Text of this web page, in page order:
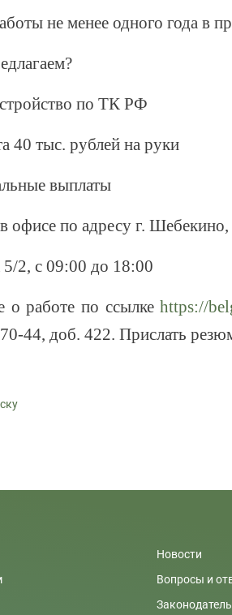
не менее одного года в
по ТК РФ
40 тыс. рублей на руки
выплаты
офисе по адресу г.
2, с 09:00 до 18:00
о работе по ссылкеhttps://
44, доб. 422. Прислать
Новости
Вопросы и